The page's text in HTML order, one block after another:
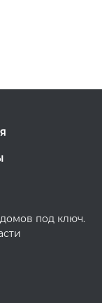
под ключ.